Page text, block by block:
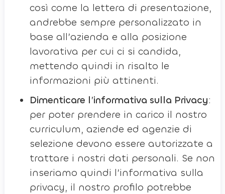
così come la lettera di presentazione,
andrebbe sempre personalizzato in
base all’azienda e alla posizione
lavorativa per cui ci si candida,
mettendo quindi in risalto le
informazioni più attinenti.
Dimenticare l’informativa sulla Privacy:
per poter prendere in carico il nostro
curriculum, aziende ed agenzie di
selezione devono essere autorizzate a
trattare i nostri dati personali. Se non
inseriamo quindi l’informativa sulla
privacy, il nostro profilo potrebbe